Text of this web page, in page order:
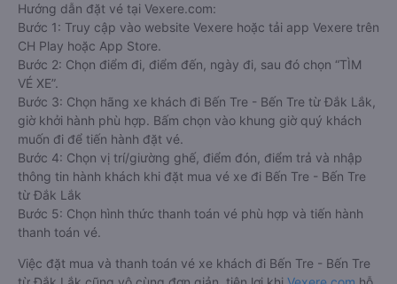
Hướng dẫn đặt vé tại Vexere.com:
Bước 1: Truy cập vào website Vexere hoặc tải app Vexere trên
CH Play hoặc App Store.
Bước 2: Chọn điểm đi, điểm đến, ngày đi, sau đó chọn “TÌM
VÉ XE”.
Bước 3: Chọn hãng xe khách đi Bến Tre - Bến Tre từ Đắk Lắk,
giờ khởi hành phù hợp. Bấm chọn vào khung giờ quý khách
muốn đi để tiến hành đặt vé.
Bước 4: Chọn vị trí/giường ghế, điểm đón, điểm trả và nhập
thông tin hành khách khi đặt mua vé xe đi Bến Tre - Bến Tre
từ Đắk Lắk
Bước 5: Chọn hình thức thanh toán vé phù hợp và tiến hành
thanh toán vé.
Việc đặt mua và thanh toán vé xe khách đi Bến Tre - Bến Tre